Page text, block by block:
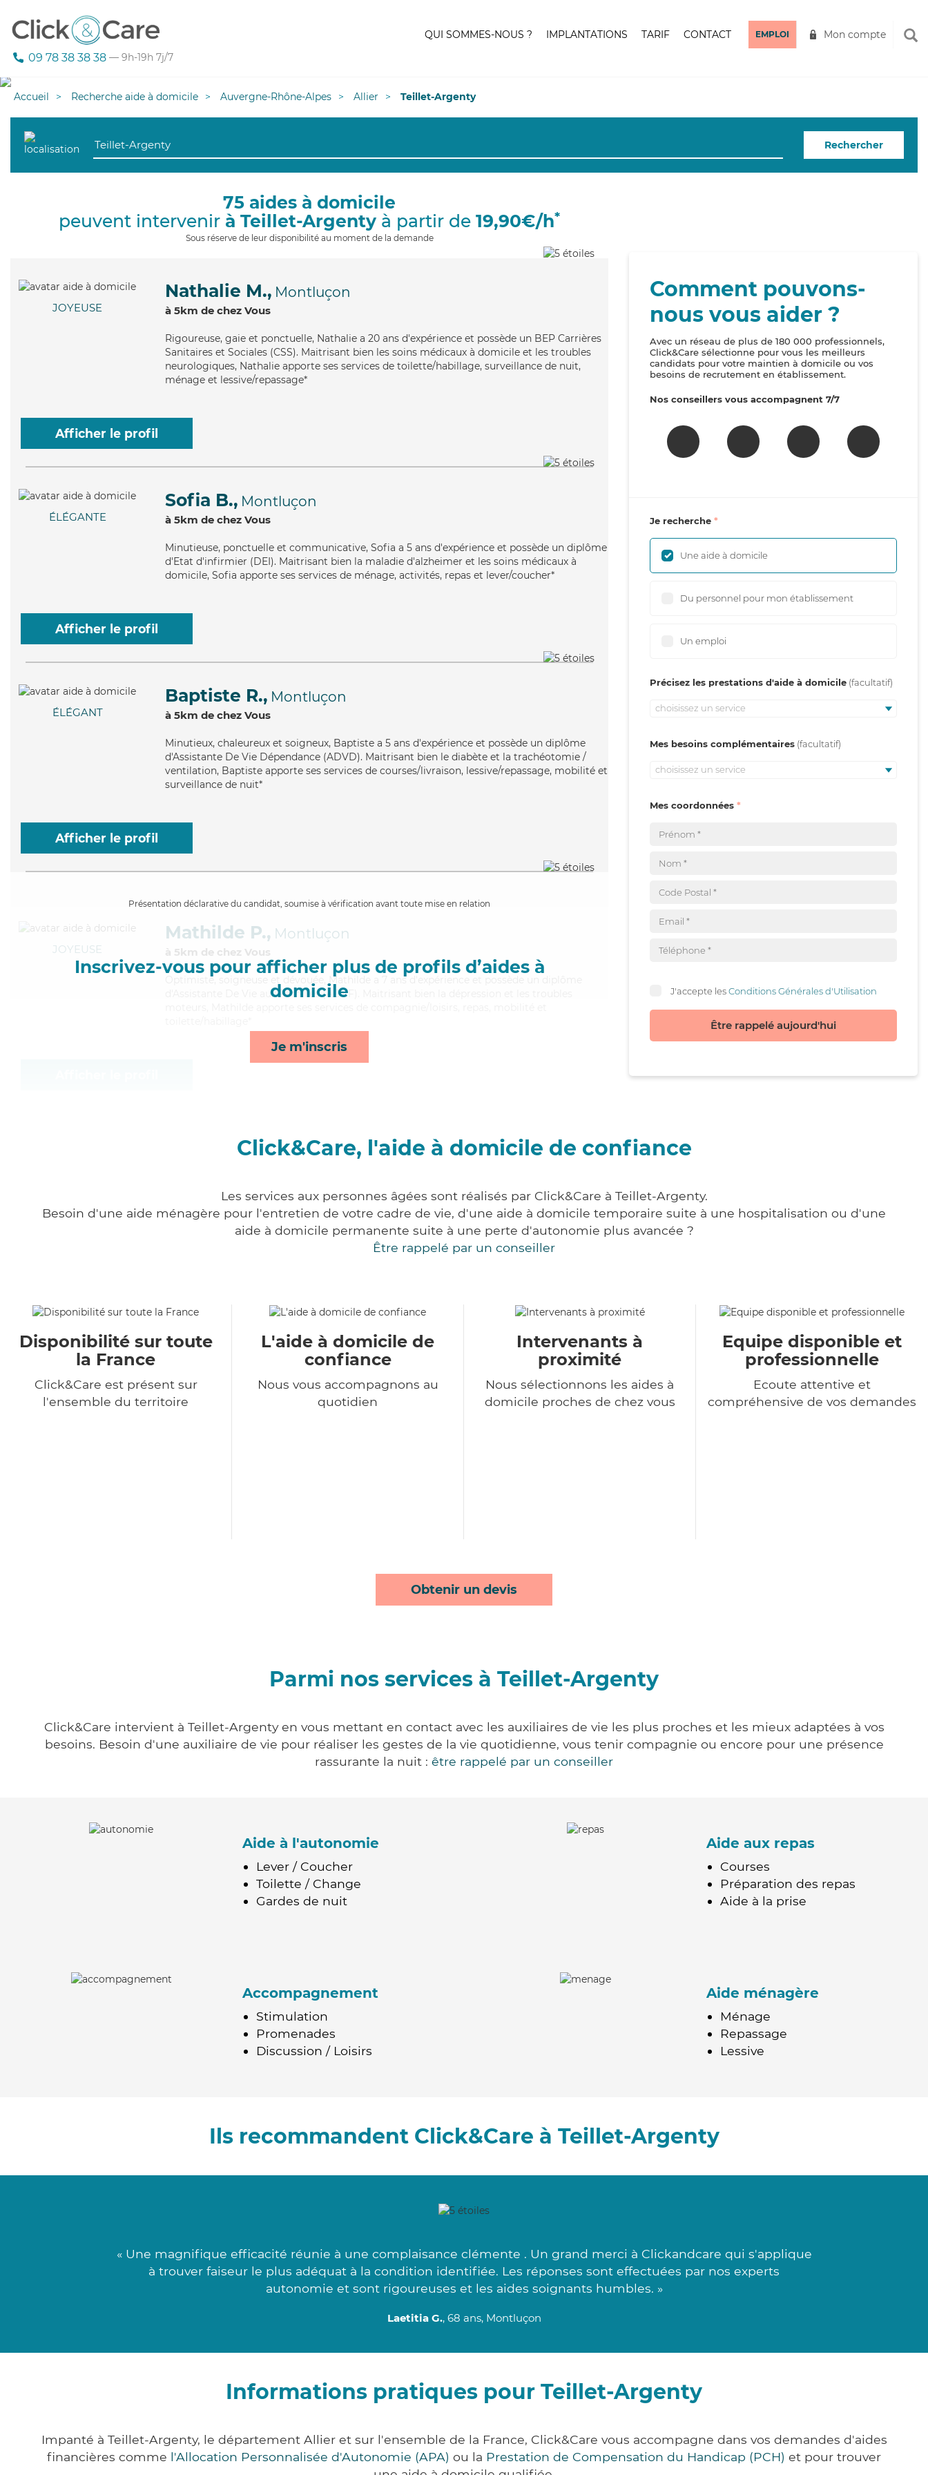
09 78 38 38 38 — 9h-19h 7j/7
QUI SOMMES-NOUS ? IMPLANTATIONS TARIF CONTACT EMPLOI Mon compte
Accueil Recherche aide à domicile Auvergne-Rhône-Alpes Allier Teillet-Argenty
Rechercher
75 aides à domicile
peuvent intervenir à Teillet-Argenty à partir de 19,90€/h*
Sous réserve de leur disponibilité au moment de la demande
JOYEUSE
Nathalie M., Montluçon
à 5km de chez Vous
Rigoureuse, gaie et ponctuelle, Nathalie a 20 ans d'expérience et possède un BEP Carrières
Sanitaires et Sociales (CSS). Maitrisant bien les soins médicaux à domicile et les troubles
neurologiques, Nathalie apporte ses services de toilette/habillage, surveillance de nuit,
ménage et lessive/repassage*
Afficher le profil
ÉLÉGANTE
Sofia B., Montluçon
à 5km de chez Vous
Minutieuse, ponctuelle et communicative, Sofia a 5 ans d'expérience et possède un diplôme
d'Etat d'infirmier (DEI). Maitrisant bien la maladie d'alzheimer et les soins médicaux à
domicile, Sofia apporte ses services de ménage, activités, repas et lever/coucher*
Afficher le profil
ÉLÉGANT
Baptiste R., Montluçon
à 5km de chez Vous
Minutieux, chaleureux et soigneux, Baptiste a 5 ans d'expérience et possède un diplôme
d'Assistante De Vie Dépendance (ADVD). Maitrisant bien le diabète et la trachéotomie /
ventilation, Baptiste apporte ses services de courses/livraison, lessive/repassage, mobilité et
surveillance de nuit*
Afficher le profil
Présentation déclarative du candidat, soumise à vérification avant toute mise en relation
Inscrivez-vous pour afficher plus de profils d’aides à
domicile
Je m'inscris
JOYEUSE
Mathilde P., Montluçon
à 5km de chez Vous
Optimiste , soigneuse et dévouée, Mathilde a 7 ans d'expérience et possède un diplôme
d'Assistante De Vie aux Familles (ADVF). Maitrisant bien la dépression et les troubles
Comment pouvons-
nous vous aider ?
Avec un réseau de plus de 180 000 professionnels,
Click&Care sélectionne pour vous les meilleurs
candidats pour votre maintien à domicile ou vos
besoins de recrutement en établissement.
Nos conseillers vous accompagnent 7/7
Je recherche
Une aide à domicile
Du personnel pour mon établissement
Un emploi
Précisez les prestations d'aide à domicile
choisissez un service
Mes besoins complémentaires
choisissez un service
Mes coordonnées
J'accepte lesConditions Générales d'Utilisation
Être rappelé aujourd'hui
Click&Care, l'aide à domicile de confiance
Les services aux personnes âgées sont réalisés par Click&Care à Teillet-Argenty.
Besoin d'une aide ménagère pour l'entretien de votre cadre de vie, d'une aide à domicile temporaire suite à une hospitalisation ou d'une
aide à domicile permanente suite à une perte d'autonomie plus avancée ?
Être rappelé par un conseiller
Disponibilité sur toute
la France
Click&Care est présent sur
l'ensemble du territoire
L'aide à domicile de
confiance
Nous vous accompagnons au
quotidien
Intervenants à
proximité
Nous sélectionnons les aides à
domicile proches de chez vous
Equipe disponible et
professionnelle
Ecoute attentive et
compréhensive de vos demandes
Obtenir un devis
Parmi nos services à Teillet-Argenty
Click&Care intervient à Teillet-Argenty en vous mettant en contact avec les auxiliaires de vie les plus proches et les mieux adaptées à vos
besoins. Besoin d'une auxiliaire de vie pour réaliser les gestes de la vie quotidienne, vous tenir compagnie ou encore pour une présence
rassurante la nuit : être rappelé par un conseiller
Aide à l'autonomie
Lever / Coucher
Toilette / Change
Gardes de nuit
Aide aux repas
Courses
Préparation des repas
Aide à la prise
Accompagnement
Stimulation
Promenades
Discussion / Loisirs
Aide ménagère
Ménage
Repassage
Lessive
Ils recommandent Click&Care à Teillet-Argenty
« Une magnifique efficacité réunie à une complaisance clémente . Un grand merci à Clickandcare qui s'applique
à trouver faiseur le plus adéquat à la condition identifiée. Les réponses sont effectuées par nos experts
autonomie et sont rigoureuses et les aides soignants humbles. »
Laetitia G., 68 ans, Montluçon
Informations pratiques pour Teillet-Argenty
Impanté à Teillet-Argenty, le département Allier et sur l'ensemble de la France, Click&Care vous accompagne dans vos demandes d'aides
financières comme l'Allocation Personnalisée d'Autonomie (APA) ou la Prestation de Compensation du Handicap (PCH) et pour trouver